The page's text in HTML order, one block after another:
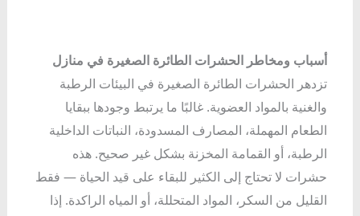
أسباب ومخاطر الحشرات الطائرة الصغيرة في منازل
تزدهر الحشرات الطائرة الصغيرة في البيئات الرطبة
والغنية بالمواد العضوية. غالبًا ما يرتبط وجودها ببقايا
الطعام المهملة، المصارف المسدودة، النباتات الداخلية
الرطبة، أو القمامة المخزنة بشكل غير صحيح. هذه
حشرات لا تحتاج إلى الكثير للبقاء على قيد الحياة — فقط
القليل من السكر، المواد المتحللة، أو المياه الراكدة. إذا